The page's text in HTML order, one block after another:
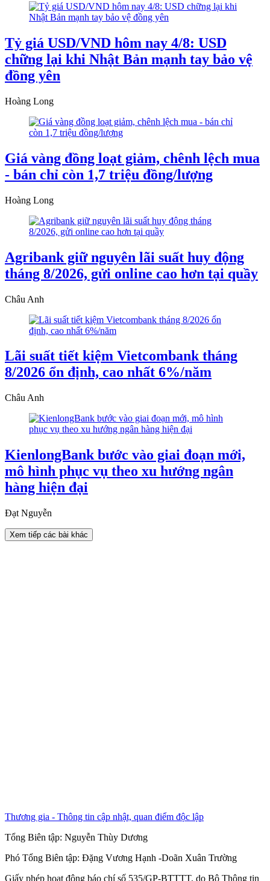
Tỷ giá USD/VND hôm nay 4/8: USD
chững lại khi Nhật Bản mạnh tay bảo vệ
đồng yên
Hoàng Long
Giá vàng đồng loạt giảm, chênh lệch mua
- bán chỉ còn 1,7 triệu đồng/lượng
Hoàng Long
Agribank giữ nguyên lãi suất huy động
tháng 8/2026, gửi online cao hơn tại quầy
Châu Anh
Lãi suất tiết kiệm Vietcombank tháng
8/2026 ổn định, cao nhất 6%/năm
Châu Anh
KienlongBank bước vào giai đoạn mới,
mô hình phục vụ theo xu hướng ngân
hàng hiện đại
Đạt Nguyễn
Xem tiếp các bài khác
Thương gia - Thông tin cập nhật, quan điểm độc lập
Tổng Biên tập: Nguyễn Thùy Dương
Phó Tổng Biên tập: Đặng Vương Hạnh -Doãn Xuân Trường
Giấy phép hoạt động báo chí số 535/GP-BTTTT, do Bộ Thông tin